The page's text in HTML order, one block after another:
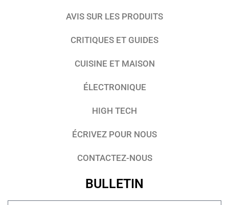
AVIS SUR LES PRODUITS
CRITIQUES ET GUIDES
CUISINE ET MAISON
ÉLECTRONIQUE
HIGH TECH
ÉCRIVEZ POUR NOUS
CONTACTEZ-NOUS
BULLETIN